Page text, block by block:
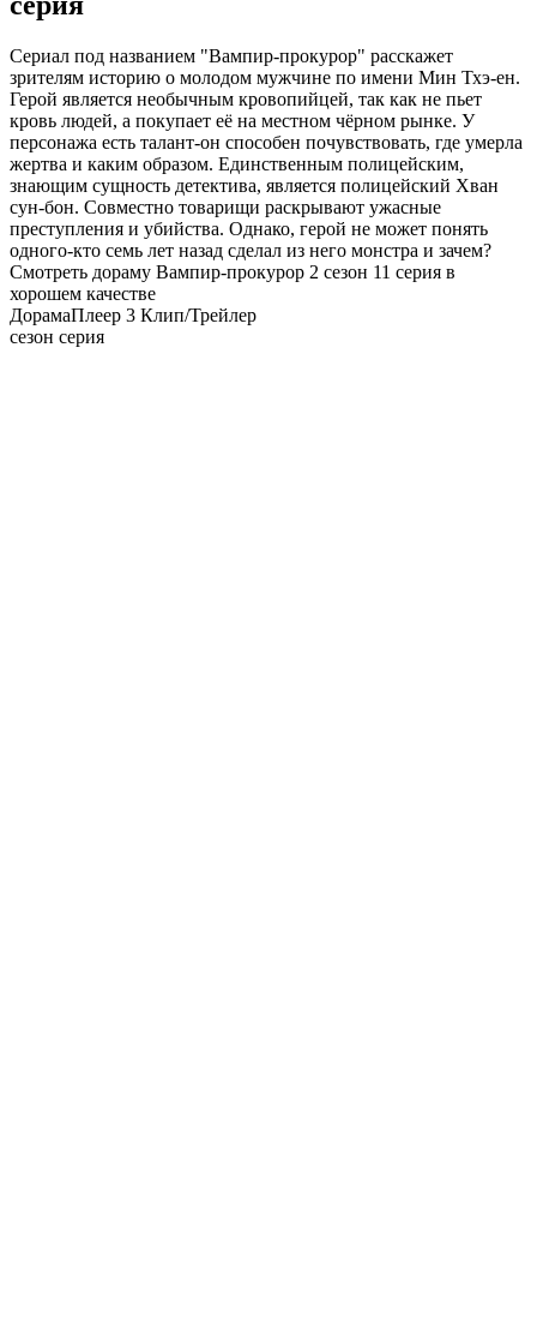
Сериал под названием "Вампир-прокурор" расскажет
зрителям историю о молодом мужчине по имени Мин Тхэ-ен.
Герой является необычным кровопийцей, так как не пьет
кровь людей, а покупает её на местном чёрном рынке. У
персонажа есть талант-он способен почувствовать, где умерла
жертва и каким образом. Единственным полицейским,
знающим сущность детектива, является полицейский Хван
сун-бон. Совместно товарищи раскрывают ужасные
преступления и убийства. Однако, герой не может понять
одного-кто семь лет назад сделал из него монстра и зачем?
Смотреть дораму Вампир-прокурор 2 сезон 11 серия в
хорошем качестве
ДорамаПлеер 3 Клип/Трейлер
сезон серия